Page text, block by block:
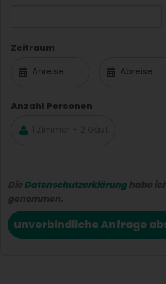
Zeitraum
Anzahl Personen
Die Datenschutzerklärunghabe
genommen.
unverbindliche Anfrage